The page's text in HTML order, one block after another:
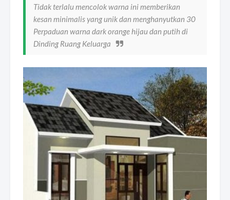
Tidak terlalu mencolok warna ini memberikan
kesan minimalis yang unik dan menghanyutkan 30
Perpaduan warna dark orange hijau dan putih di
Dinding Ruang Keluarga